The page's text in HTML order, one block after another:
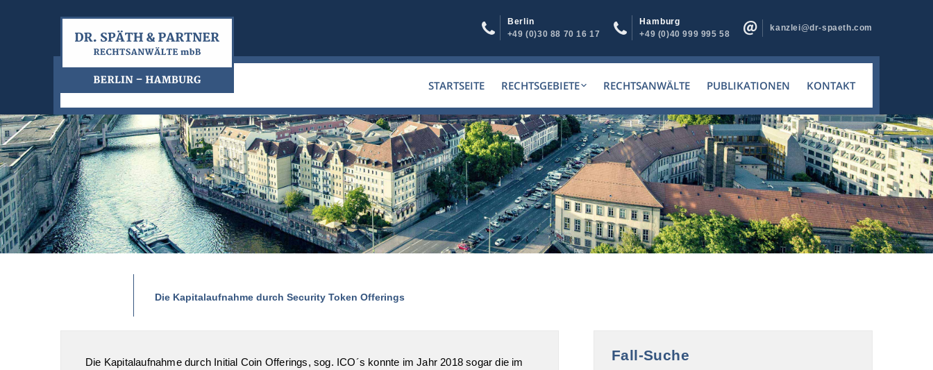
Berlin
+49 (0)30 88 70 16 17
Hamburg
+49 (0)40 999 995 58
kanzlei@dr-spaeth.com
STARTSEITE RECHTSGEBIETE RECHTSANWÄLTE PUBLIKATIONEN KONTAKT
Die Kapitalaufnahme durch Security Token Offerings
Die Kapitalaufnahme durch Initial Coin Offerings, sog. ICO´s konnte im Jahr 2018 sogar die im
Fall-Suche